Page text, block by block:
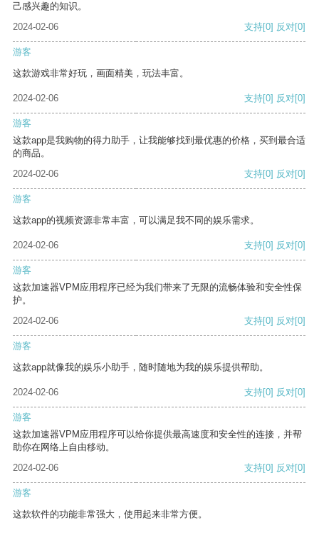
己感兴趣的知识。
2024-02-06
支持[0] 反对[0]
游客
这款游戏非常好玩，画面精美，玩法丰富。
2024-02-06 支持[0] 反对[0]
游客
这款app是我购物的得力助手，让我能够找到最优惠的价格，买到最合适
的商品。
2024-02-06
支持[0] 反对[0]
游客
这款app的视频资源非常丰富，可以满足我不同的娱乐需求。
2024-02-06 支持[0] 反对[0]
游客
这款加速器VPM应用程序已经为我们带来了无限的流畅体验和安全性保
护。
2024-02-06
支持[0] 反对[0]
游客
这款app就像我的娱乐小助手，随时随地为我的娱乐提供帮助。
2024-02-06 支持[0] 反对[0]
游客
这款加速器VPM应用程序可以给你提供最高速度和安全性的连接，并帮
助你在网络上自由移动。
2024-02-06
支持[0] 反对[0]
游客
这款软件的功能非常强大，使用起来非常方便。